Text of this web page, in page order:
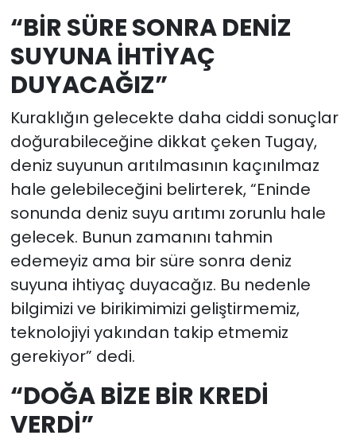
“BİR SÜRE SONRA DENİZ
SUYUNA İHTİYAÇ
DUYACAĞIZ”
Kuraklığın gelecekte daha ciddi sonuçlar
doğurabileceğine dikkat çeken Tugay,
deniz suyunun arıtılmasının kaçınılmaz
hale gelebileceğini belirterek, “Eninde
sonunda deniz suyu arıtımı zorunlu hale
gelecek. Bunun zamanını tahmin
edemeyiz ama bir süre sonra deniz
suyuna ihtiyaç duyacağız. Bu nedenle
bilgimizi ve birikimimizi geliştirmemiz,
teknolojiyi yakından takip etmemiz
gerekiyor” dedi.
“DOĞA BİZE BİR KREDİ
VERDİ”